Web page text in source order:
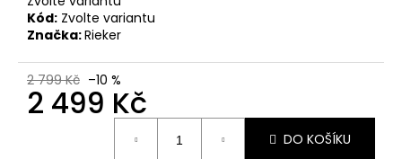
Kód: Zvolte variantu
Značka:Rieker
2 799 Kč –10 %
2 499 Kč
DO KOŠÍKU
MARCO
TOZZI
2-
42
876
MODRÉ